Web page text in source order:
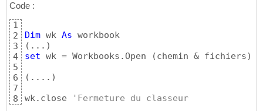
Code :
1
2
3
4
5
6
7
8
Dim wk As
( ... )
set wk = Workbooks.Open (chemin & fichiers)
( .... )
wk.close
'Fermeture du classeur